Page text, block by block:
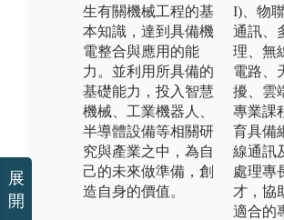
生有關機械工程的基
本知識，達到具備機
電整合與應用的能
力。並利用所具備的
基礎能力，投入智慧
機械、工業機器人、
半導體設備等相關研
究與產業之中，為自
己的未來做準備，創
造自身的價值。
I)、物
通訊、
理、無
電路、
擾、雲
專業課
育具備
線通訊
處理專
才，協
適合的
展
開